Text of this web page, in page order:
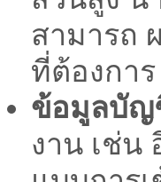
สามารถ
ที่ต้องกา
ข้อมูลบัญ
งาน เช่น